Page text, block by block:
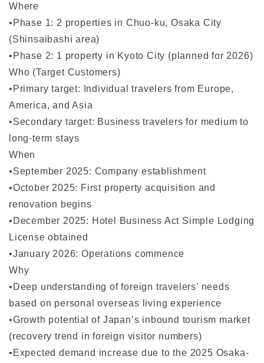
Where
•Phase 1: 2 properties in Chuo-ku, Osaka City
(Shinsaibashi area)
•Phase 2: 1 property in Kyoto City (planned for 2026)
Who (Target Customers)
•Primary target: Individual travelers from Europe,
America, and Asia
•Secondary target: Business travelers for medium to
long-term stays
When
•September 2025: Company establishment
•October 2025: First property acquisition and
renovation begins
•December 2025: Hotel Business Act Simple Lodging
License obtained
•January 2026: Operations commence
Why
•Deep understanding of foreign travelers’ needs
based on personal overseas living experience
•Growth potential of Japan’s inbound tourism market
(recovery trend in foreign visitor numbers)
•Expected demand increase due to the 2025 Osaka-